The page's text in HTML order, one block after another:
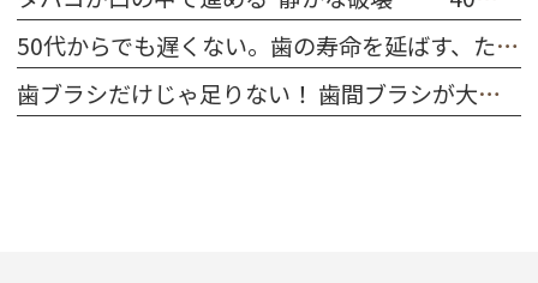
50代からでも遅くない。歯の寿命を延ばす、たった一つの習慣
歯ブラシだけじゃ足りない！ 歯間ブラシが大切な理由